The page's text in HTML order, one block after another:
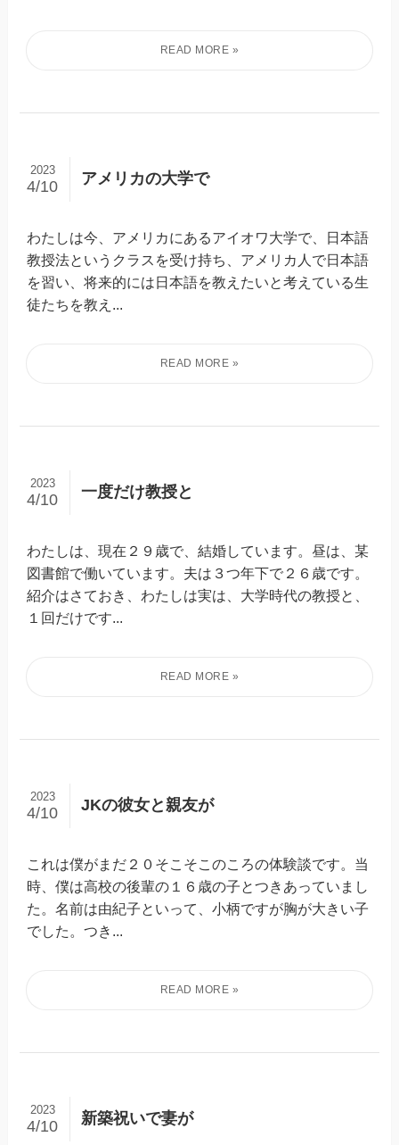
アメリカの大学で
2023
4/10
わたしは今、アメリカにあるアイオワ大学で、日本語
教授法というクラスを受け持ち、アメリカ人で日本語
を習い、将来的には日本語を教えたいと考えている生
徒たちを教え...
一度だけ教授と
2023
4/10
わたしは、現在２９歳で、結婚しています。昼は、某
図書館で働いています。夫は３つ年下で２６歳です。
紹介はさておき、わたしは実は、大学時代の教授と、
１回だけです...
JKの彼女と親友が
2023
4/10
これは僕がまだ２０そこそこのころの体験談です。当
時、僕は高校の後輩の１６歳の子とつきあっていまし
た。名前は由紀子といって、小柄ですが胸が大きい子
でした。つき...
新築祝いで妻が
2023
4/10